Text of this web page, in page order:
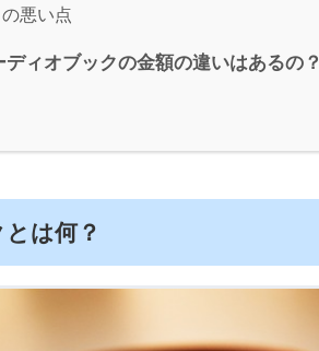
悪い点
ィオブックの金額の違いはあるの？
は何？